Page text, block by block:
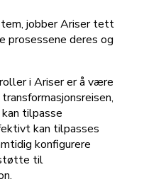
jobber Ariser tett
prosessene deres og
i Ariser er å være
tilpasse
kan tilpasses
konfigurere
til